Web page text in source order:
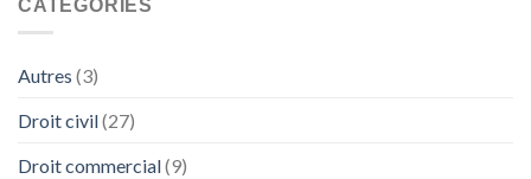
CATÉGORIES
Autres (3)
Droit civil(27)
Droit commercial(9)